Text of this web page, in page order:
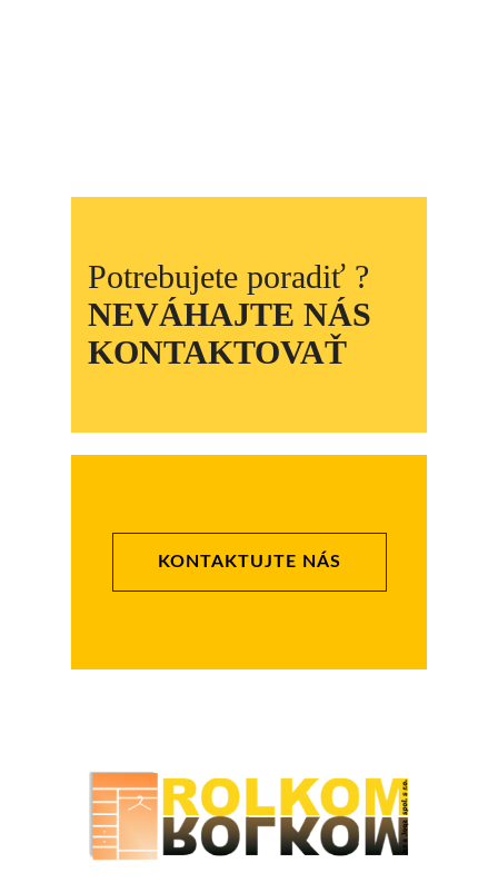
Potrebujete poradiť ?
NEVÁHAJTE NÁS
KONTAKTOVAŤ
KONTAKTUJTE NÁS